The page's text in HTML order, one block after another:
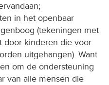
in het openbaar
(tekeningen met
door kinderen die voor
uitgehangen). Want
om de ondersteuning
van alle mensen die